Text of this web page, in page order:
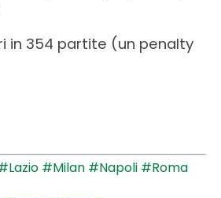
in 354 partite (un penalty
#Milan #Napoli #Roma